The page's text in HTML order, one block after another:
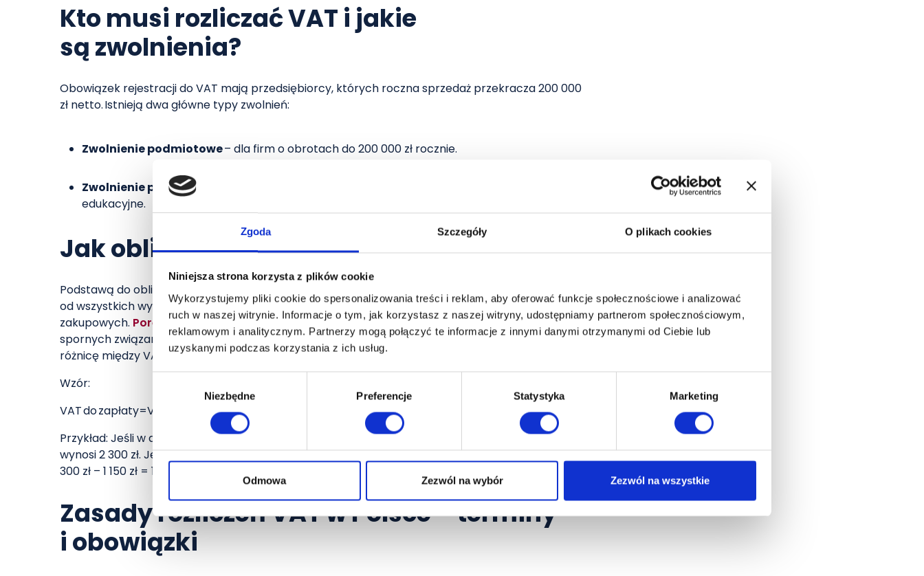
Zgoda Szczegóły O plikach cookies
Niniejsza strona korzysta z plików cookie
Wykorzystujemy pliki cookie do spersonalizowania treści i reklam, aby oferować funkcje społecznościowe i analizować
ruch w naszej witrynie. Informacje o tym, jak korzystasz z naszej witryny, udostępniamy partnerom społecznościowym,
reklamowym i analitycznym. Partnerzy mogą połączyć te informacje z innymi danymi otrzymanymi od Ciebie lub
uzyskanymi podczas korzystania z ich usług.
Niezbędne Preferencje Statystyka Marketing
Odmowa Zezwól na wybór Zezwól na wszystkie
Kto musi rozliczać VAT i jakie
są zwolnienia?
Obowiązek rejestracji do VAT mają przedsiębiorcy, których roczna sprzedaż przekracza 200 000
zł netto. Istnieją dwa główne typy zwolnień:
Zwolnienie podmiotowe– dla firm o obrotach do 200 000 zł rocznie.
Zwolnienie przedmiotowe
edukacyjne.
Jak obliczać podatek VAT dla firm?
Podstawą do obliczenia VAT jest kwota netto sprzedaży. Podatek należny to suma VAT
od wszystkich wystawionych faktur sprzedażowych, a podatek naliczony to suma VAT z faktur
zakupowych. Poręczenie majątkowe w sprawie karnejmoże być rozważone w sytuacjach
spornych związanych z rozliczeniami podatkowymi. Do urzędu skarbowego odprowadza się
różnicę między VAT należnym a naliczonym.
Wzór:
VAT do zapłaty=VAT należny − VAT naliczony
Przykład: Jeśli w danym miesiącu sprzedałeś towary za 10 000 zł netto (stawka 23%), VAT należny
wynosi 2 300 zł. Jeśli zakupiłeś towary za 5 000 zł netto (VAT 1 150 zł), do urzędu odprowadzasz 2
300 zł – 1 150 zł = 1 150 zł
Zasady rozliczeń VAT w Polsce – terminy
i obowiązki